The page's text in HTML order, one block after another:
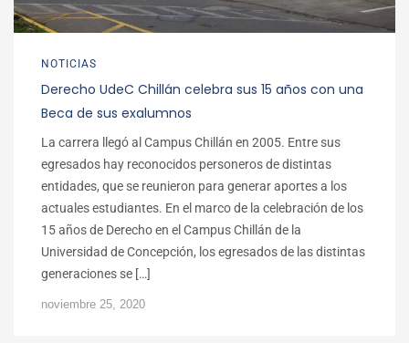
NOTICIAS
Derecho UdeC Chillán celebra sus 15 años con una
Beca de sus exalumnos
La carrera llegó al Campus Chillán en 2005. Entre sus
egresados hay reconocidos personeros de distintas
entidades, que se reunieron para generar aportes a los
actuales estudiantes. En el marco de la celebración de los
15 años de Derecho en el Campus Chillán de la
Universidad de Concepción, los egresados de las distintas
generaciones se […]
noviembre 25, 2020